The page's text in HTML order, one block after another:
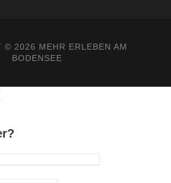
© 2026 MEHR ERLEBEN AM
BODENSEE